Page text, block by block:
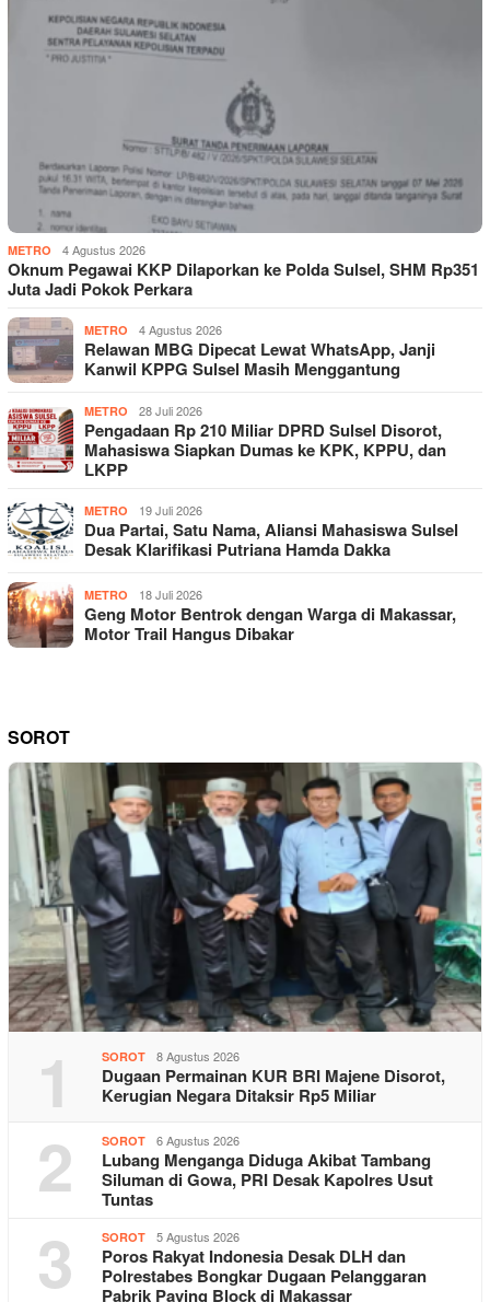
METRO 4 Agustus 2026
Oknum Pegawai KKP Dilaporkan ke Polda Sulsel, SHM Rp351
Juta Jadi Pokok Perkara
METRO 4 Agustus 2026
Relawan MBG Dipecat Lewat WhatsApp, Janji
Kanwil KPPG Sulsel Masih Menggantung
METRO 28 Juli 2026
Pengadaan Rp 210 Miliar DPRD Sulsel Disorot,
Mahasiswa Siapkan Dumas ke KPK, KPPU, dan
LKPP
METRO 19 Juli 2026
Dua Partai, Satu Nama, Aliansi Mahasiswa Sulsel
Desak Klarifikasi Putriana Hamda Dakka
METRO 18 Juli 2026
Geng Motor Bentrok dengan Warga di Makassar,
Motor Trail Hangus Dibakar
SOROT
1 SOROT 8 Agustus 2026
Dugaan Permainan KUR BRI Majene Disorot,
Kerugian Negara Ditaksir Rp5 Miliar
2 SOROT 6 Agustus 2026
Lubang Menganga Diduga Akibat Tambang
Siluman di Gowa, PRI Desak Kapolres Usut
Tuntas
3 SOROT 5 Agustus 2026
Poros Rakyat Indonesia Desak DLH dan
Polrestabes Bongkar Dugaan Pelanggaran
Pabrik Paving Block di Makassar